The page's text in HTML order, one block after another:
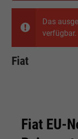
Das
verfügbar.
Fiat
Fiat EU-